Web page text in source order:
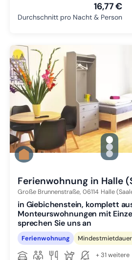
16,77 €
Durchschnitt pro Nacht & Person
Zu
Zu
Zu
Ferienwohnung in Halle
Große Brunnenstraße, 06114 Halle
in Giebichenstein, komplett
Monteurswohnungen mit
sprechen Sie uns an
Ferienwohnung
+ 31 weitere